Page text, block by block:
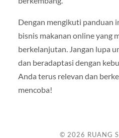
Dengan mengikuti panduan
bisnis makanan online yang
berkelanjutan. Jangan lupa
dan beradaptasi dengan
Anda terus relevan dan
mencoba!
© 2026 RUANG